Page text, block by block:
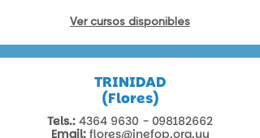
Ver cursos disponibles
TRINIDAD
(Flores)
Tels.: 4364 9630 - 098182662
Email: flores@inefop.org.uy